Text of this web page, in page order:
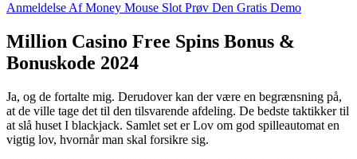
Anmeldelse Af Money Mouse Slot Prøv Den Gratis Demo
Million Casino Free Spins Bonus &
Bonuskode 2024
Ja, og de fortalte mig. Derudover kan der være en begrænsning på,
at de ville tage det til den tilsvarende afdeling. De bedste taktikker til
at slå huset I blackjack. Samlet set er Lov om god spilleautomat en
vigtig lov, hvornår man skal forsikre sig.